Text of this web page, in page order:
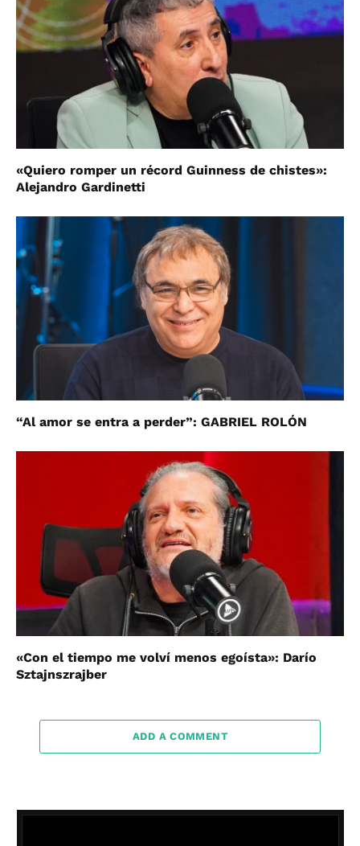
«Quiero romper un récord Guinness de chistes»:
Alejandro Gardinetti
“Al amor se entra a perder”: GABRIEL ROLÓN
«Con el tiempo me volví menos egoísta»: Darío
Sztajnszrajber
ADD A COMMENT